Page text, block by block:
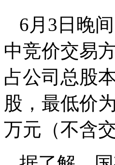
6月3日晚
中竞价交易
占公司总股
股，最低价
万元（不含